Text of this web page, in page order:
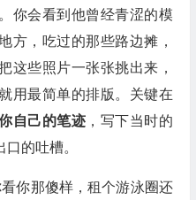
你会看到他曾经青涩的模
方，吃过的那些路边摊，
这些照片一张张挑出来，
用最简单的排版。关键在
自己的笔迹 ，写下当时的
的吐槽。
你那傻样，租个游泳圈还